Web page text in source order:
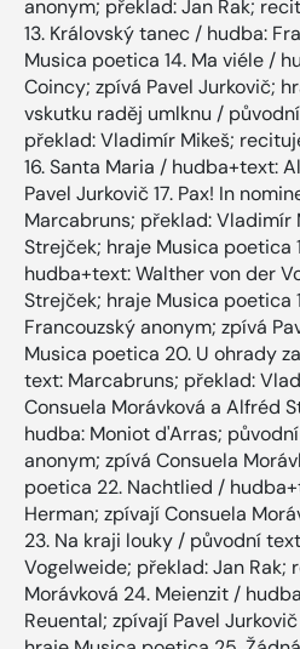
anonym; překlad: Jan Rak;
13. Královský tanec / hudba:
Musica poetica 14. Ma viéle /
Coincy; zpívá Pavel Jurkovič;
vskutku raděj umlknu /
překlad: Vladimír Mikeš;
16. Santa Maria / hudba+text:
Pavel Jurkovič 17. Pax! In
Marcabruns; překlad: Vladimír
Strejček; hraje Musica poetica
hudba+text: Walther von der
Strejček; hraje Musica poetica
Francouzský anonym; zpívá
Musica poetica 20. U ohrady
text: Marcabruns; překlad:
Consuela Morávková a Alfréd
hudba: Moniot d'Arras;
anonym; zpívá Consuela
poetica 22. Nachtlied /
Herman; zpívají Consuela
23. Na kraji louky / původní
Vogelweide; překlad: Jan Rak;
Morávková 24. Meienzit /
Reuental; zpívají Pavel